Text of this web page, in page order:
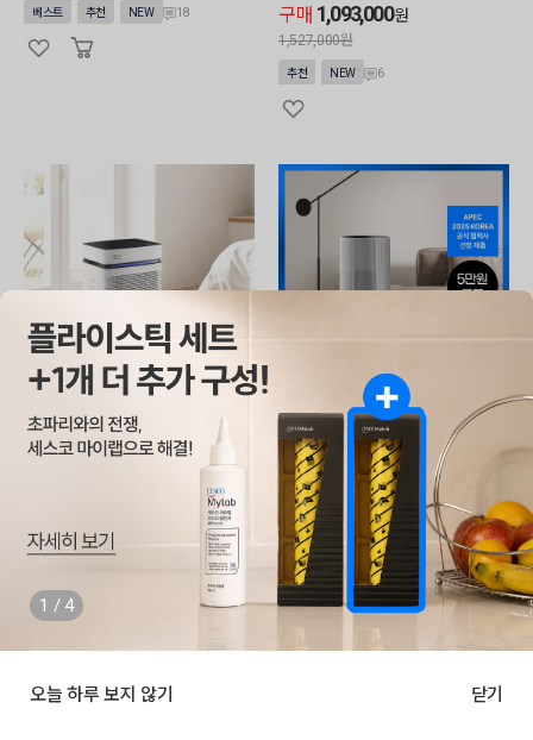
1 / 4
오늘 하루 보지 않기 닫기
베스트 추천 NEW 18 구매 1,093,000원
1,527,000원
추천 NEW 6
EP-320
스마트핏 공기청정기 (10)
구매 590,000
650,000원
EADS531
트루살균 공기청정기 판테온 (20평/코
튼 화이트)
렌탈월 34,900원
47,900
구매 1,027,000
1,437,000 원
추천 NEW 2